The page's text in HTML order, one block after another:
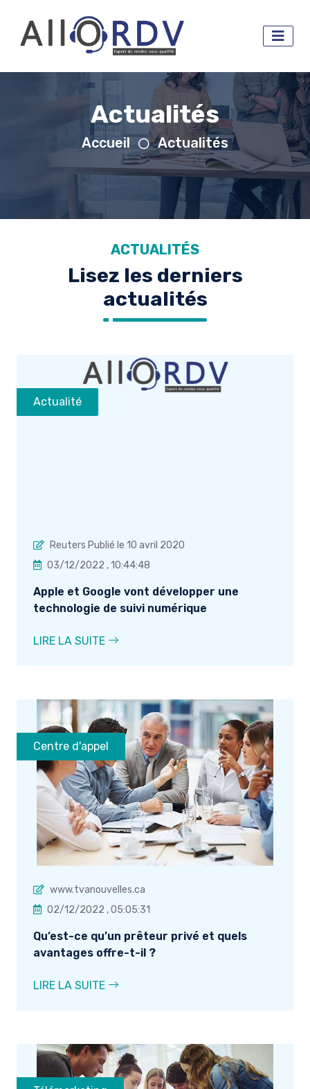
Actualités
Accueil Actualités
ACTUALITÉS
Lisez les derniers
actualités
Actualité
Reuters Publié le 10 avril 2020
03/12/2022 , 10:44:48
Apple et Google vont développer une
technologie de suivi numérique
LIRE LA SUITE
Centre d'appel
www.tvanouvelles.ca
02/12/2022 , 05:05:31
Qu’est-ce qu’un prêteur privé et quels
avantages offre-t-il ?
LIRE LA SUITE